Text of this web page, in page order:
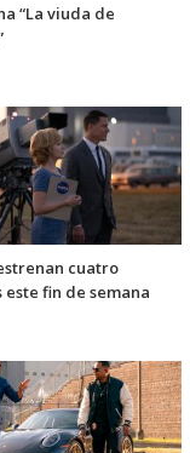
“La viuda de
cuatro
este fin de semana